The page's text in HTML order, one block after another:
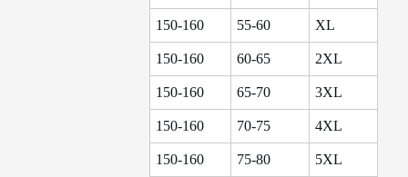
150-160 55-60 XL
150-160 60-65 2XL
150-160 65-70 3XL
150-160 70-75 4XL
150-160 75-80 5XL